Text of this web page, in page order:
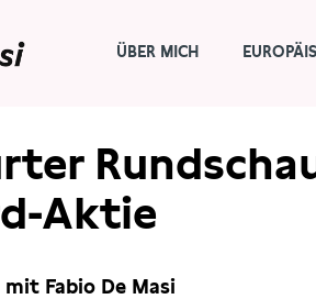
ÜBER MICH
Aktie
mit Fabio De Masi